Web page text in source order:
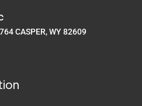
CASPER, WY 82609